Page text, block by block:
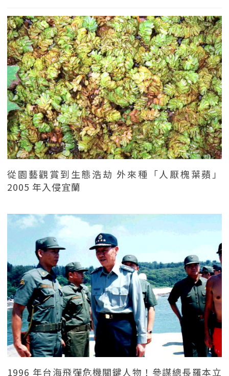
從園藝觀賞到生態浩劫 外來種「人厭槐葉蘋」
2005 年入侵宜蘭
1996 年台海飛彈危機關鍵人物！參謀總長羅本立